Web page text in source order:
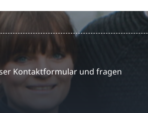
Kontaktformular und fragen